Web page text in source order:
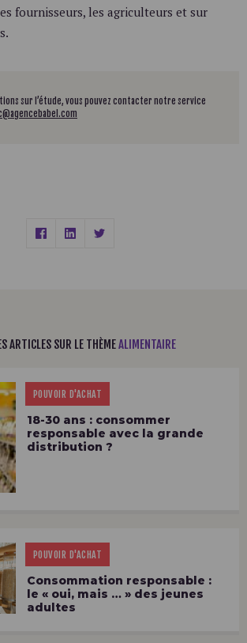
fournisseurs, les agriculteurs et sur
sur l’étude, vous pouvez contacter notre service
ARTICLES SUR LE THÈMEALIMENTAIRE
POUVOIR D'ACHAT
18-30 ans : consommer
responsable avec la grande
distribution ?
POUVOIR D'ACHAT
Consommation responsable :
le « oui, mais … » des jeunes
adultes